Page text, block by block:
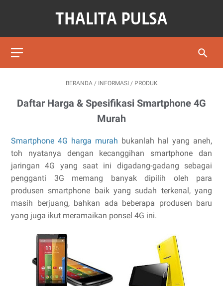
BERANDA / INFORMASI / PRODUK
Daftar Harga & Spesifikasi Smartphone 4G
Murah
Smartphone 4G harga murah bukanlah hal yang aneh,
toh nyatanya dengan kecanggihan smartphone dan
jaringan 4G yang saat ini digadang-gadang sebagai
pengganti 3G memang banyak dipilih oleh para
produsen smartphone baik yang sudah terkenal, yang
masih berjuang, bahkan ada beberapa produsen baru
yang juga ikut meramaikan ponsel 4G ini.